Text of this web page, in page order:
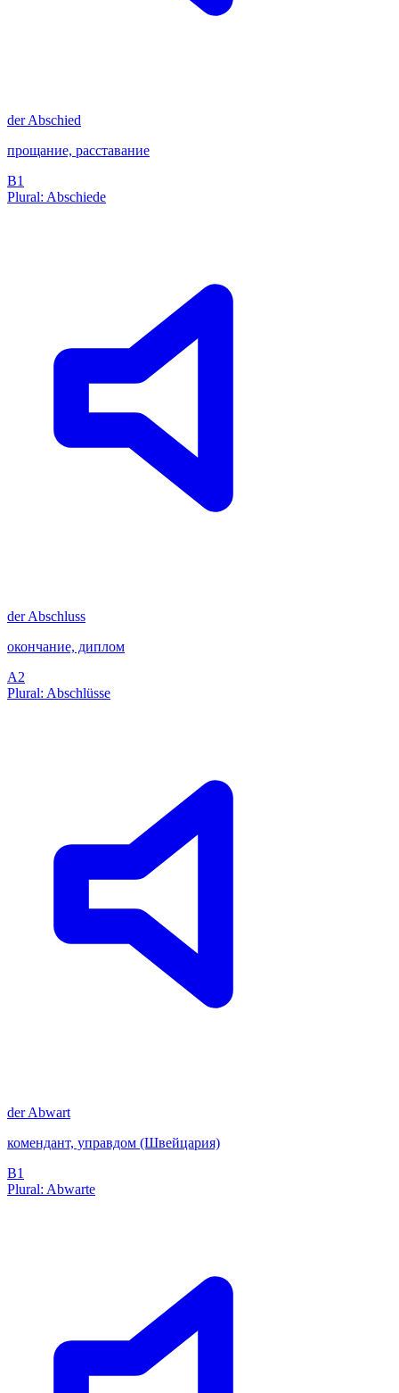
derAbschied
прощание, расставание
B1
Plural: Abschiede
derAbschluss
окончание, диплом
A2
Plural: Abschlüsse
derAbwart
комендант, управдом (Швейцария)
B1
Plural: Abwarte